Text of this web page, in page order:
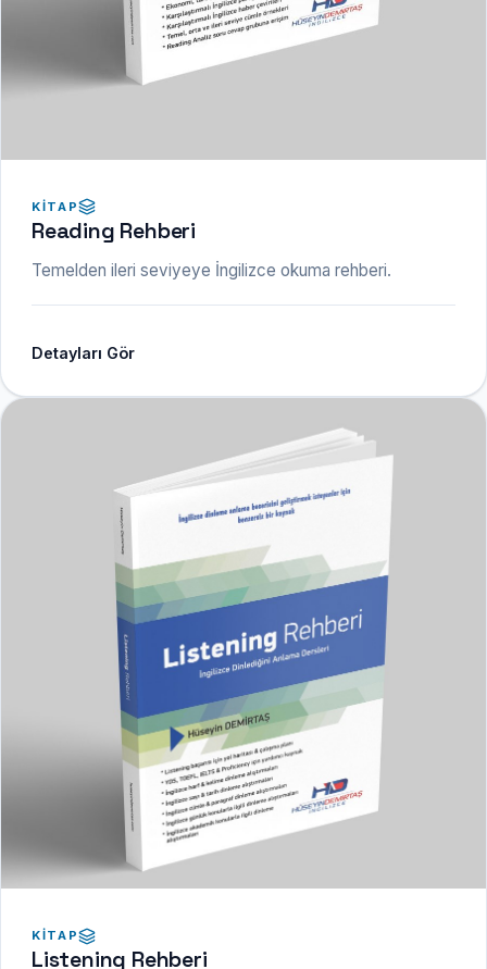
KITAP
Reading Rehberi
Temelden ileri seviyeye İngilizce okuma rehberi.
Detayları Gör
KITAP
Listening Rehberi